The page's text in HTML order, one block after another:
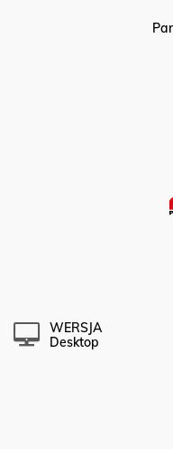
WERSJA
Desktop